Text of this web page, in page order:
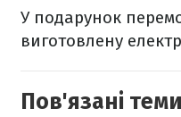
У подарунок
виготовлену
Пов'язані